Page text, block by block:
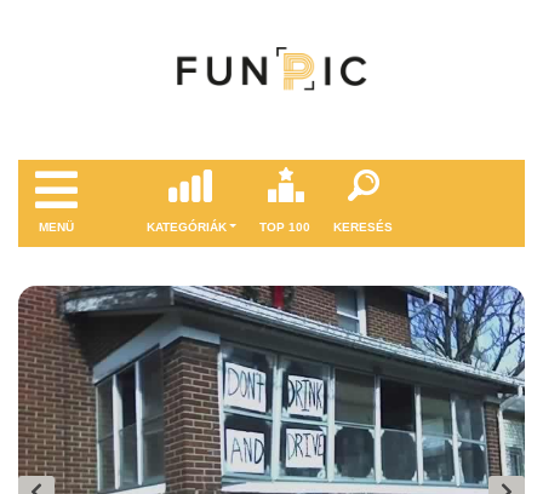
MENÜ KATEGÓRIÁK TOP 100 KERESÉS